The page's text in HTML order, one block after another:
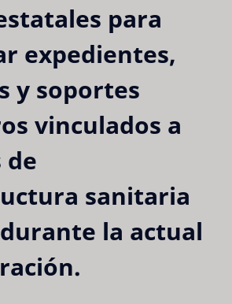
para
expedientes,
y soportes
vinculados a
de
sanitaria
la actual